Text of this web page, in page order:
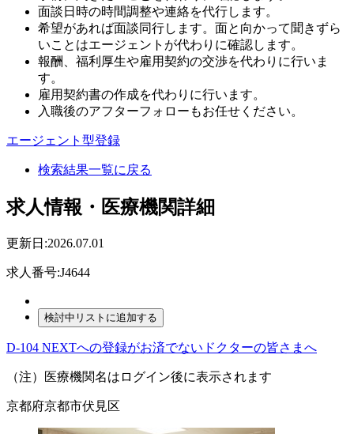
面談日時の時間調整や連絡を代行します。
希望があれば面談同行します。面と向かって聞きずら
いことはエージェントが代わりに確認します。
報酬、福利厚生や雇用契約の交渉を代わりに行いま
す。
雇用契約書の作成を代わりに行います。
入職後のアフターフォローもお任せください。
エージェント型登録
検索結果一覧に戻る
求人情報・医療機関詳細
更新日:2026.07.01
求人番号:J4644
D-104 NEXTへの登録がお済でないドクターの皆さまへ
（注）医療機関名はログイン後に表示されます
京都府京都市伏見区